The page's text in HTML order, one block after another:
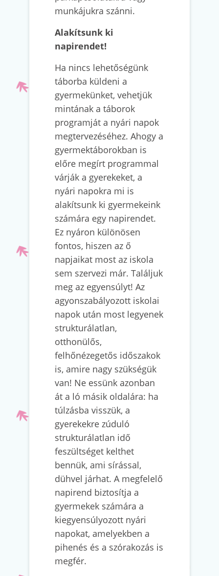
munkájukra szánni.
Alakítsunk ki
napirendet!
Ha nincs lehetőségünk
táborba küldeni a
gyermekünket, vehetjük
mintának a táborok
programját a nyári napok
megtervezéséhez. Ahogy a
gyermektáborokban is
előre megírt programmal
várják a gyerekeket, a
nyári napokra mi is
alakítsunk ki gyermekeink
számára egy napirendet.
Ez nyáron különösen
fontos, hiszen az ő
napjaikat most az iskola
sem szervezi már. Találjuk
meg az egyensúlyt! Az
agyonszabályozott iskolai
napok után most legyenek
strukturálatlan,
otthonülős,
felhőnézegetős időszakok
is, amire nagy szükségük
van! Ne essünk azonban
át a ló másik oldalára: ha
túlzásba visszük, a
gyerekekre zúduló
strukturálatlan idő
feszültséget kelthet
bennük, ami sírással,
dühvel járhat. A megfelelő
napirend biztosítja a
gyermekek számára a
kiegyensúlyozott nyári
napokat, amelyekben a
pihenés és a szórakozás is
megfér.